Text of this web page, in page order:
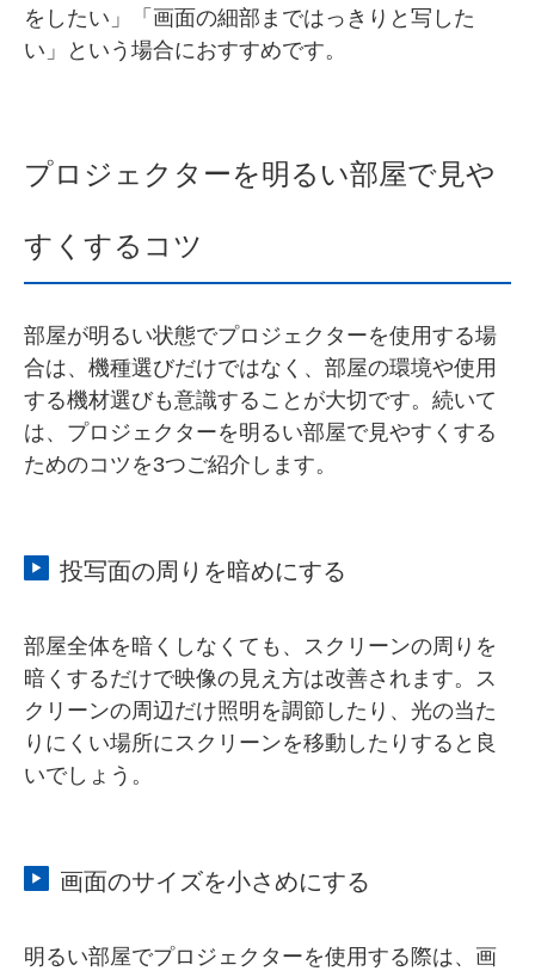
をしたい」「画面の細部まではっきりと写した
い」という場合におすすめです。
プロジェクターを明るい部屋で見や
すくするコツ
部屋が明るい状態でプロジェクターを使用する場
合は、機種選びだけではなく、部屋の環境や使用
する機材選びも意識することが大切です。続いて
は、プロジェクターを明るい部屋で見やすくする
ためのコツを3つご紹介します。
投写面の周りを暗めにする
部屋全体を暗くしなくても、スクリーンの周りを
暗くするだけで映像の見え方は改善されます。ス
クリーンの周辺だけ照明を調節したり、光の当た
りにくい場所にスクリーンを移動したりすると良
いでしょう。
画面のサイズを小さめにする
明るい部屋でプロジェクターを使用する際は、画